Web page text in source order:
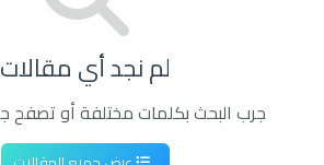
جرب البحث بكلمات مختلفة أو تصفح
عرض جميع المقالات